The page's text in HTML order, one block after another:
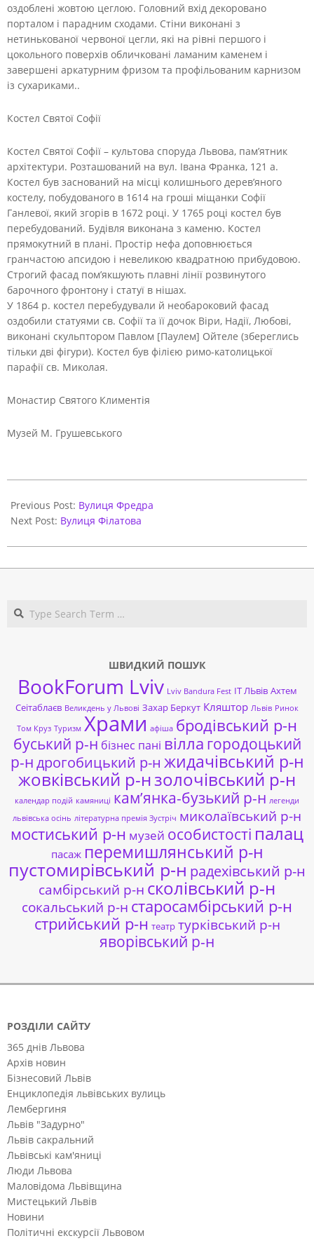
оздоблені жовтою цеглою. Головний вхід декоровано
порталом і парадним сходами. Стіни виконані з
нетинькованої червоної цегли, які на рівні першого і
цокольного поверхів обличковані ламаним каменем і
завершені аркатурним фризом та профільованим карнизом
із сухариками..
Костел Святої Софії
Костел Святої Софії – культова споруда Львова, пам’ятник
архітектури. Розташований на вул. Івана Франка, 121 а.
Костел був заснований на місці колишнього дерев’яного
костелу, побудованого в 1614 на гроші міщанки Софії
Ганлевої, який згорів в 1672 році. У 1765 році костел був
перебудований. Будівля виконана з каменю. Костел
прямокутний в плані. Простір нефа доповнюється
гранчастою апсидою і невеликою квадратною прибудовою.
Строгий фасад пом’якшують плавні лінії розвинутого
барочного фронтону і статуї в нішах.
У 1864 р. костел перебудували й необароковий фасад
оздобили статуями св. Софії та її дочок Віри, Надії, Любові,
виконані скульптором Павлом [Паулем] Ойтеле (збереглись
тільки дві фігури). Костел був філією римо-католицької
парафії св. Миколая.
Монастир Святого Климентія
Музей М. Грушевського
06-
01
Previous Post: Вулиця Фредра
Next Post: Вулиця Філатова
ШВИДКИЙ ПОШУК
BookForum Lviv Lviv Bandura Fest ІТ ЛЬвів Ахтем
Сеітаблаєв Великдень у Львові Захар Беркут Кляштор Львів Ринок
Том Круз Туризм Храми афіша бродівський р-н
буський р-н бізнес пані вілла городоцький
р-ндрогобицький р-н жидачівський р-н
жовківський р-нзолочівський р-н
календар подій камяниці кам’янка-бузький р-н легенди
львівська осінь літературна премія Зустріч миколаївський р-н
мостиський р-н музей особистості палац
пасаж перемишлянський р-н
пустомирівський р-н радехівський р-н
самбірський р-н сколівський р-н
сокальський р-н старосамбірський р-н
стрийський р-н театр турківський р-н
яворівський р-н
РОЗДІЛИ САЙТУ
365 днів Львова
Архів новин
Бізнесовий Львів
Енциклопедія львівських вулиць
Лембергиня
Львів "Задурно"
Львів сакральний
Львівські кам'яниці
Люди Львова
Маловідома Львівщина
Мистецький Львів
Новини
Політичні екскурсії Львовом